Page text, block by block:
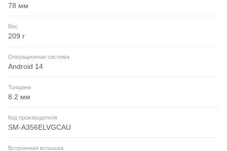
78 мм
Вес
209 г
Операционная система
Android 14
Толщина
8.2 мм
Код производителя
SM-A356ELVGCAU
Встроенная вспышка